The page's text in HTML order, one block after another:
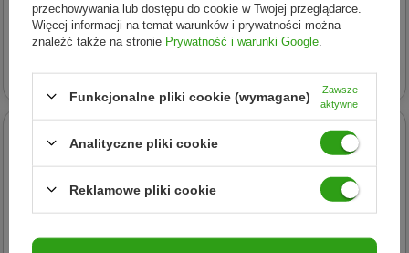
WIEJSKA ZAGRODA Indyk z
Łososiem bez zbóż dla kota
400g
WIEJSKA ZAGRODA
Wołowina z Dzikiem Leśne
Smaki L 2kg
przechowywania lub dostępu do cookie w Twojej przeglądarce.
Więcej informacji na temat warunków i prywatności można
znaleźć także na stronie Prywatność i warunki Google
Funkcjonalne pliki cookie (wymagane)
Zawsze
aktywne
Analityczne pliki cookie
Reklamowe pliki cookie